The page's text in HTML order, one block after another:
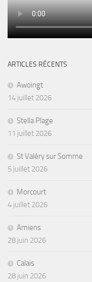
ARTICLES RÉCENTS
Awoingt
14 juillet 2026
Stella Plage
11 juillet 2026
St Valéry sur Somme
5 juillet 2026
Morcourt
4 juillet 2026
Amiens
28 juin 2026
Calais
28 juin 2026